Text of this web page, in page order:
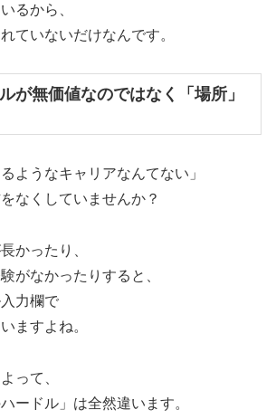
るから、
ていないだけなんです。
が無価値なのではなく「場所」
ようなキャリアなんてない」
なくしていませんか？
かったり、
がなかったりすると、
力欄で
ますよね。
って、
ードル」は全然違います。